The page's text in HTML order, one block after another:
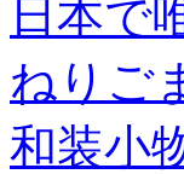
日本で
ねりご
和装小